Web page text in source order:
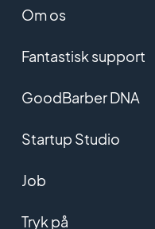
Om os
Fantastisk support
GoodBarber DNA
Startup Studio
Job
Tryk på